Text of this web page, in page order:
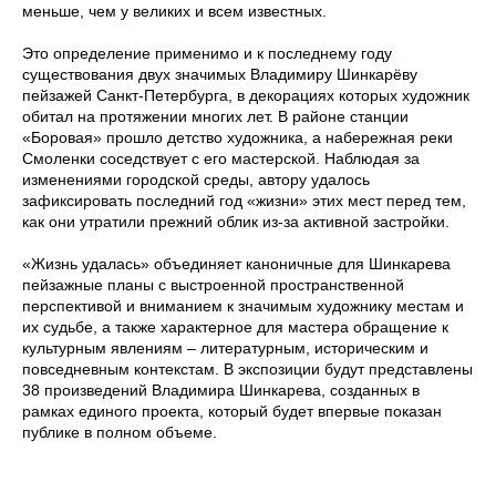
меньше, чем у великих и всем известных.
Это определение применимо и к последнему году
существования двух значимых Владимиру Шинкарёву
пейзажей Санкт-Петербурга, в декорациях которых художник
обитал на протяжении многих лет. В районе станции
«Боровая» прошло детство художника, а набережная реки
Смоленки соседствует с его мастерской. Наблюдая за
изменениями городской среды, автору удалось
зафиксировать последний год «жизни» этих мест перед тем,
как они утратили прежний облик из-за активной застройки.
«Жизнь удалась» объединяет каноничные для Шинкарева
пейзажные планы с выстроенной пространственной
перспективой и вниманием к значимым художнику местам и
их судьбе, а также характерное для мастера обращение к
культурным явлениям – литературным, историческим и
повседневным контекстам. В экспозиции будут представлены
38 произведений Владимира Шинкарева, созданных в
рамках единого проекта, который будет впервые показан
публике в полном объеме.